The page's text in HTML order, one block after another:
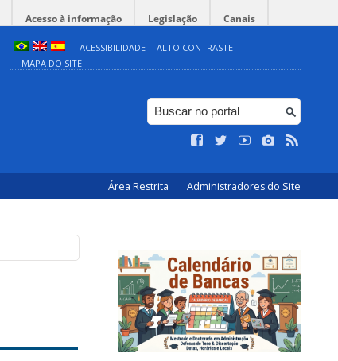
Acesso à informação Legislação Canais
ACESSIBILIDADE
ALTO CONTRASTE
MAPA DO SITE
Área Restrita Administradores do Site